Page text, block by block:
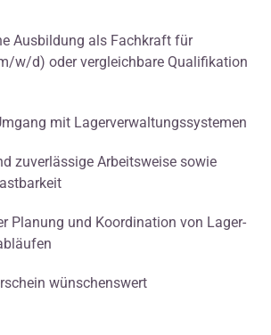
Ausbildung als Fachkraft für
w/d) oder vergleichbare Qualifikation
mit Lagerverwaltungssystemen
zuverlässige Arbeitsweise sowie
Planung und Koordination von Lager-
wünschenswert